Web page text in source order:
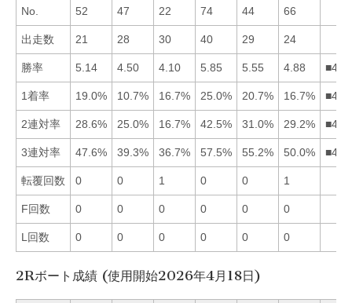
No. 52 47 22 74 44 66
出走数 21 28 30 40 29 24
勝率 5.14 4.50 4.10 5.85 5.55 4.88
1着率 19.0% 10.7% 16.7% 25.0% 20.7% 16.7%
2連対率 28.6% 25.0% 16.7% 42.5% 31.0% 29.2%
3連対率 47.6% 39.3% 36.7% 57.5% 55.2% 50.0%
転覆回数 0 0 1 0 0 1
F回数 0 0 0 0 0 0
L回数 0 0 0 0 0 0
2Rボート成績 (使用開始2026年4月18日)